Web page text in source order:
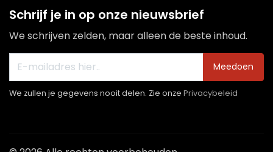
Schrijf je in op onze nieuwsbrief
We schrijven zelden, maar alleen de beste inhoud.
Meedoen
We zullen je gegevens nooit delen. Zie onze Privacybeleid